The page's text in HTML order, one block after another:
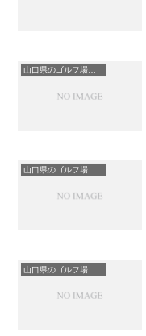
山口県のゴルフ場一覧｜距離が長い・広いゴルフ場ランキング
山口県のゴルフ場一覧｜距離が長い・広いゴルフ場ランキング
山口県のゴルフ場一覧｜距離が長い・広いゴルフ場ランキング